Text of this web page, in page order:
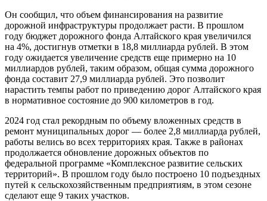
Он сообщил, что объем финансирования на развитие
дорожной инфраструктуры продолжает расти. В прошлом
году бюджет дорожного фонда Алтайского края увеличился
на 4%, достигнув отметки в 18,8 миллиарда рублей. В этом
году ожидается увеличение средств еще примерно на 10
миллиардов рублей, таким образом, общая сумма дорожного
фонда составит 27,9 миллиарда рублей. Это позволит
нарастить темпы работ по приведению дорог Алтайского края
в нормативное состояние до 900 километров в год.
2024 год стал рекордным по объему вложенных средств в
ремонт муниципальных дорог — более 2,8 миллиарда рублей,
работы велись во всех территориях края. Также в районах
продолжается обновление дорожных объектов по
федеральной программе «Комплексное развитие сельских
территорий». В прошлом году было построено 10 подъездных
путей к сельскохозяйственным предприятиям, в этом сезоне
сделают еще 9 таких участков.